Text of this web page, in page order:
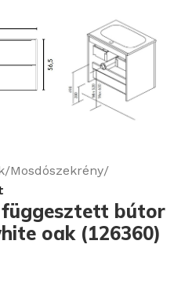
Mosdószekrény
függesztett bútor
oak (126360)